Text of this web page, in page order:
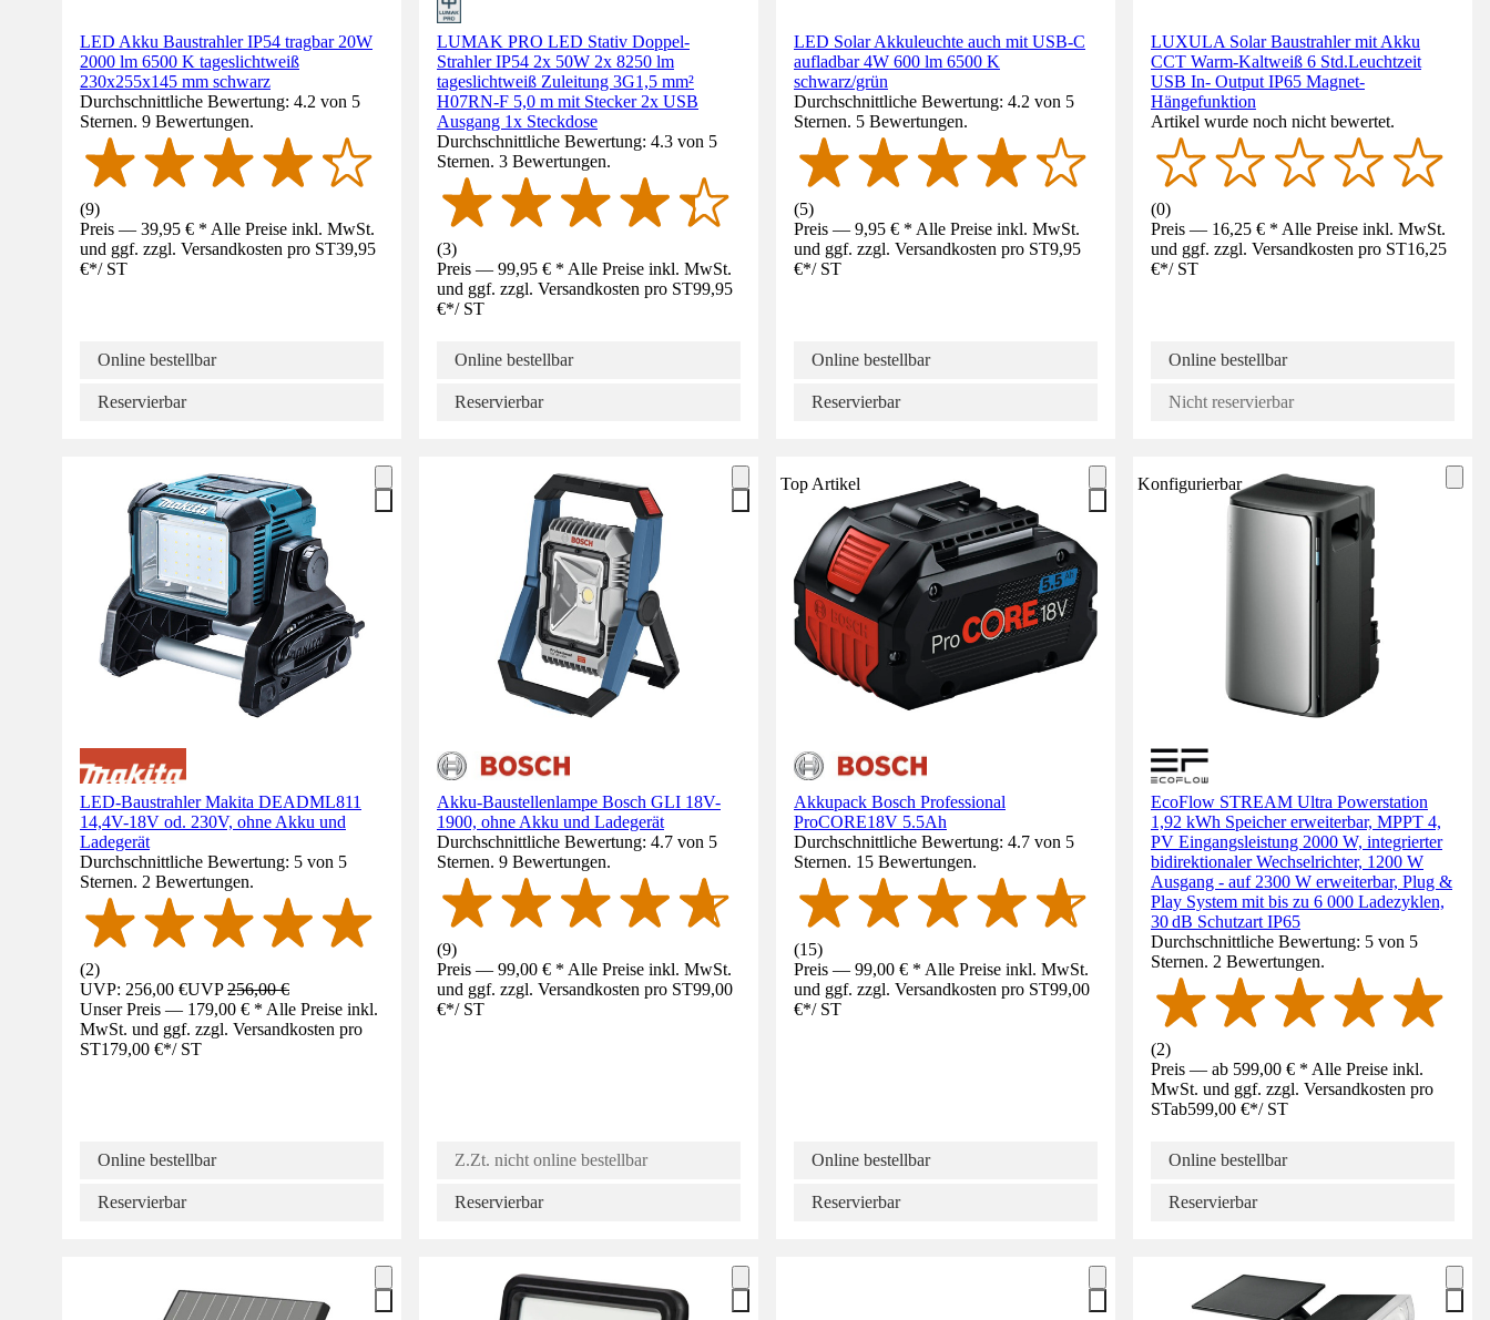
LED Akku Baustrahler IP54 tragbar 20W
2000 lm 6500 K tageslichtweiß
230x255x145 mm schwarz
Durchschnittliche Bewertung: 4.2 von 5
Sternen. 9 Bewertungen.
(9)
Preis — 39,95 € * Alle Preise inkl. MwSt.
und ggf. zzgl. Versandkosten pro ST39,95
€*/ ST
Online bestellbar
Reservierbar
LUMAK PRO LED Stativ Doppel-
Strahler IP54 2x 50W 2x 8250 lm
tageslichtweiß Zuleitung 3G1,5 mm²
H07RN-F 5,0 m mit Stecker 2x USB
Ausgang 1x Steckdose
Durchschnittliche Bewertung: 4.3 von 5
Sternen. 3 Bewertungen.
(3)
Preis — 99,95 € * Alle Preise inkl. MwSt.
und ggf. zzgl. Versandkosten pro ST99,95
€*/ ST
Online bestellbar
Reservierbar
LED Solar Akkuleuchte auch mit USB-C
aufladbar 4W 600 lm 6500 K
schwarz/grün
Durchschnittliche Bewertung: 4.2 von 5
Sternen. 5 Bewertungen.
(5)
Preis — 9,95 € * Alle Preise inkl. MwSt.
und ggf. zzgl. Versandkosten pro ST9,95
€*/ ST
Online bestellbar
Reservierbar
LUXULA Solar Baustrahler mit Akku
CCT Warm-Kaltweiß 6 Std.Leuchtzeit
USB In- Output IP65 Magnet-
Hängefunktion
Artikel wurde noch nicht bewertet.
(0)
Preis — 16,25 € * Alle Preise inkl. MwSt.
und ggf. zzgl. Versandkosten pro ST16,25
€*/ ST
Online bestellbar
Nicht reservierbar
LED-Baustrahler Makita DEADML811
14,4V-18V od. 230V, ohne Akku und
Ladegerät
Durchschnittliche Bewertung: 5 von 5
Sternen. 2 Bewertungen.
(2)
UVP: 256,00 €UVP256,00 €
Unser Preis — 179,00 € * Alle Preise inkl.
MwSt. und ggf. zzgl. Versandkosten pro
ST179,00 €*/ ST
Online bestellbar
Reservierbar
Akku-Baustellenlampe Bosch GLI 18V-
1900, ohne Akku und Ladegerät
Durchschnittliche Bewertung: 4.7 von 5
Sternen. 9 Bewertungen.
(9)
Preis — 99,00 € * Alle Preise inkl. MwSt.
und ggf. zzgl. Versandkosten pro ST99,00
€*/ ST
Z.Zt. nicht online bestellbar
Reservierbar
Top Artikel
Akkupack Bosch Professional
ProCORE18V 5.5Ah
Durchschnittliche Bewertung: 4.7 von 5
Sternen. 15 Bewertungen.
(15)
Preis — 99,00 € * Alle Preise inkl. MwSt.
und ggf. zzgl. Versandkosten pro ST99,00
€*/ ST
Online bestellbar
Reservierbar
Konfigurierbar
EcoFlow STREAM Ultra Powerstation
1,92 kWh Speicher erweiterbar, MPPT 4,
PV Eingangsleistung 2000 W, integrierter
bidirektionaler Wechselrichter, 1200 W
Ausgang - auf 2300 W erweiterbar, Plug &
Play System mit bis zu 6 000 Ladezyklen,
30 dB Schutzart IP65
Durchschnittliche Bewertung: 5 von 5
Sternen. 2 Bewertungen.
(2)
Preis — ab 599,00 € * Alle Preise inkl.
MwSt. und ggf. zzgl. Versandkosten pro
STab599,00 €*/ ST
Online bestellbar
Reservierbar